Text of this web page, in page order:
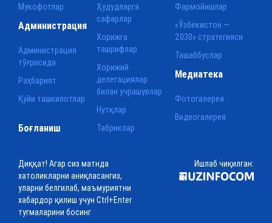
Мукофотлар
Ҳудудларга
сафарлар
Хорижга
ташрифлар
Хорижий
делегациялар
билан учрашувлар
Нутқлар
Табриклар
Фармойишлар
«Ўзбекистон —
2030» стратегияси
Ташаббуслар
Администрация
Администрация
тўғрисида
Раҳбарият
Қуйи ташкилотлар
Медиатека
Фотогалерея
Видеогалерея
Боғланиш
Диққат! Агар сиз матнда
хатоликларни аниқласангиз,
уларни белгилаб, маъмуриятни
хабардор қилиш учун Ctrl+Enter
тугмаларини босинг
Ишлаб чиқилган: